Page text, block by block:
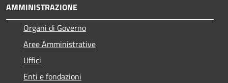
AMMINISTRAZIONE
Organi di Governo
Aree Amministrative
Uffici
Enti e fondazioni